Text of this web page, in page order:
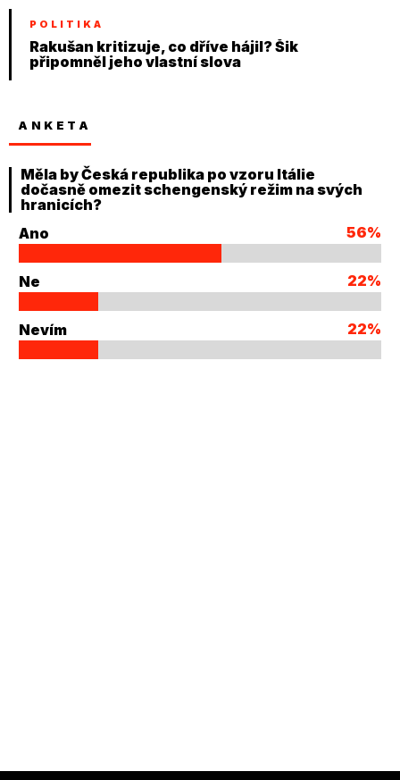
POLITIKA
Rakušan kritizuje, co dříve hájil? Šik
připomněl jeho vlastní slova
ANKETA
Měla by Česká republika po vzoru Itálie
dočasně omezit schengenský režim na svých
hranicích?
Ano
56%
Ne 22%
Nevím 22%